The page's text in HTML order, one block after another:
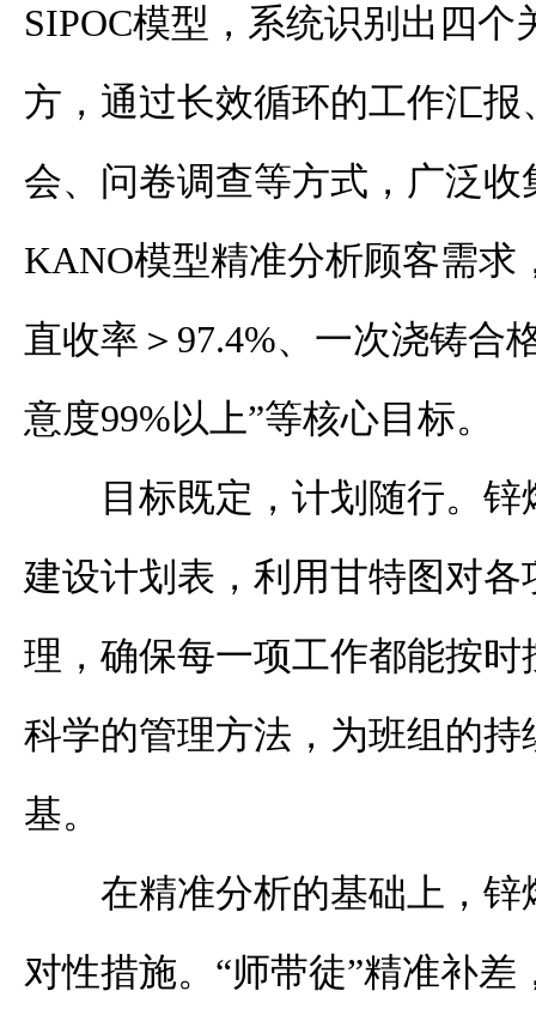
SIPOC模型，系统识别出四
方，通过长效循环的工作汇
会、问卷调查等方式，广泛
KANO模型精准分析顾客需求
直收率＞97.4%、一次浇铸合
意度99%以上”等核心目标。
目标既定，计划随行。
建设计划表，利用甘特图对
理，确保每一项工作都能按
科学的管理方法，为班组的
基。
在精准分析的基础上，
对性措施。“师带徒”精准补